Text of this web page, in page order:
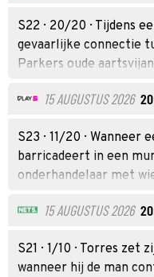
abrupt vertrok.
S22 · 20/20 · Tijdens
gevaarlijke connectie
Parkers oude
nucleair materiaal.
alleen de uitkomst van
toekomst kan bepalen.
15 AUGUSTUS 2026
S23 · 11/20 · Wanneer
barricadeert in een
onderhandelaar met
vertrouwen afneemt,
hun aanpak de juiste is.
15 AUGUSTUS 2026
S21 · 1/10 · Torres
wanneer hij de man